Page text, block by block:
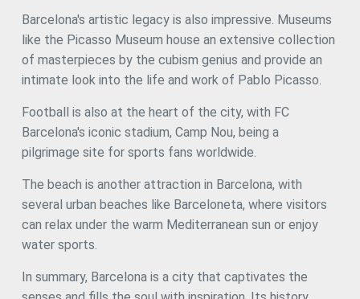
Barcelona's artistic legacy is also impressive. Museums
like the Picasso Museum house an extensive collection
of masterpieces by the cubism genius and provide an
intimate look into the life and work of Pablo Picasso.
Football is also at the heart of the city, with FC
Barcelona's iconic stadium, Camp Nou, being a
pilgrimage site for sports fans worldwide.
The beach is another attraction in Barcelona, with
several urban beaches like Barceloneta, where visitors
can relax under the warm Mediterranean sun or enjoy
water sports.
In summary, Barcelona is a city that captivates the
Save configuration Accept all